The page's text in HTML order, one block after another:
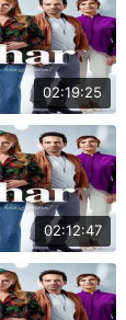
02:19:25
02:12:47